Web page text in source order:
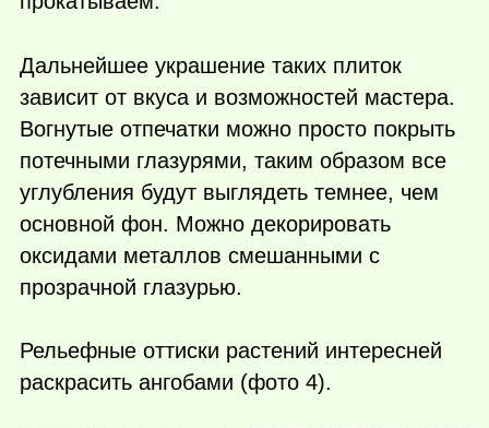
Дальнейшее украшение таких плиток
зависит от вкуса и возможностей мастера.
Вогнутые отпечатки можно просто покрыть
потечными глазурями, таким образом все
углубления будут выглядеть темнее, чем
основной фон. Можно декорировать
оксидами металлов смешанными с
прозрачной глазурью.
Рельефные оттиски растений интересней
раскрасить ангобами (фото 4).